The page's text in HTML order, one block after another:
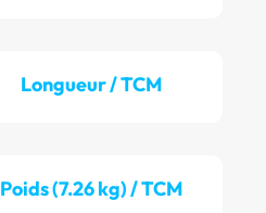
Longueur / TCM
Poids (7.26 kg) / TCM